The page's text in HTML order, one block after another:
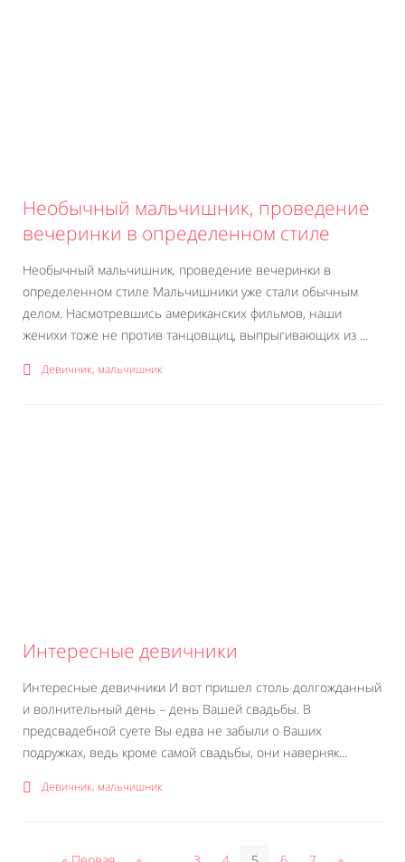
Необычный мальчишник, проведение
вечеринки в определенном стиле
Необычный мальчишник, проведение вечеринки в
определенном стиле Мальчишники уже стали обычным
делом. Насмотревшись американских фильмов, наши
женихи тоже не против танцовщиц, выпрыгивающих из ...
Девичник, мальчишник
Интересные девичники
Интересные девичники И вот пришел столь долгожданный
и волнительный день – день Вашей свадьбы. В
предсвадебной суете Вы едва не забыли о Ваших
подружках, ведь кроме самой свадьбы, они наверняк...
Девичник, мальчишник